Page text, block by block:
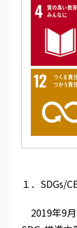
１．SDGs/
2019年9